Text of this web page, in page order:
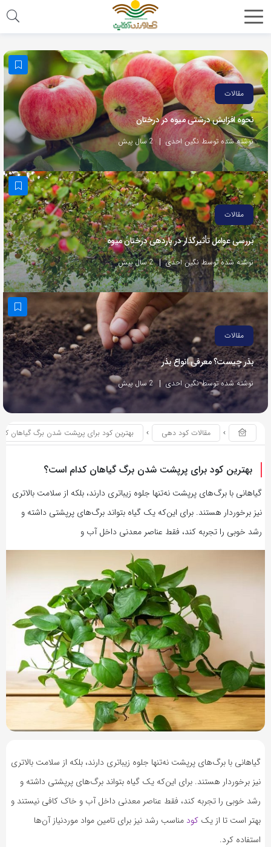
مقالات
نحوه افزایش درشتی میوه در درختان
نوشته شده توسط نگین احدی 2 سال پیش
مقالات
بررسی عوامل تأثیرگذار در باردهی درختان میوه
نوشته شده توسط نگین احدی 2 سال پیش
مقالات
بذر چیست؟ معرفی انواع بذر
نوشته شده توسط نگین احدی 2 سال پیش
مقالات کود دهی بهترین کود برای پرپشت شدن برگ گیاهان
بهترین کود برای پرپشت شدن برگ گیاهان کدام است؟
گیاهانی با برگ‌های پرپشت نه‌تنها جلوه زیباتری دارند، بلکه از سلامت بالاتری
نیز برخوردار هستند. برای این‌که یک گیاه بتواند برگ‌های پرپشتی داشته و
رشد خوبی را تجربه کند، فقط عناصر معدنی داخل آب و
گیاهانی با برگ‌های پرپشت نه‌تنها جلوه زیباتری دارند، بلکه از سلامت بالاتری
نیز برخوردار هستند. برای این‌که یک گیاه بتواند برگ‌های پرپشتی داشته و
رشد خوبی را تجربه کند، فقط عناصر معدنی داخل آب و خاک کافی نیستند و
بهتر است تا از یک کود مناسب رشد نیز برای تامین مواد موردنیاز آن‌ها
استفاده کرد.